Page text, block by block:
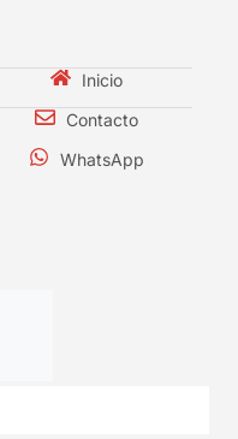
Inicio
Contacto
WhatsApp